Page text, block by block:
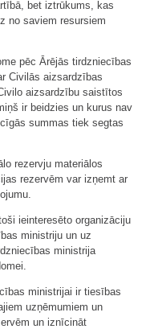
bet iztrūkums, kas
no saviem resursiem
pēc Ārējās tirdzniecības
Civilās aizsardzības
aizsardzību saistītos
ir beidzies un kurus nav
summas tiek segtas
rezervju materiālos
rezervēm var izņemt ar
ieinteresēto organizāciju
ministriju un uz
ministrija
ministrijai ir tiesības
uzņēmumiem un
un iznīcināt